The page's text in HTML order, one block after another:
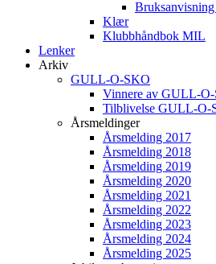
Klær
Klubbhåndbok MIL
Lenker
Arkiv
GULL-O-SKO
Vinnere av GULL-
Tilblivelse GULL-O-
Årsmeldinger
Årsmelding 2017
Årsmelding 2018
Årsmelding 2019
Årsmelding 2020
Årsmelding 2021
Årsmelding 2022
Årsmelding 2023
Årsmelding 2024
Årsmelding 2025